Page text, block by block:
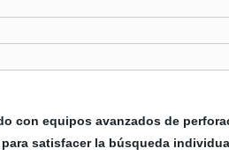
con equipos avanzados de
satisfacer la búsqueda